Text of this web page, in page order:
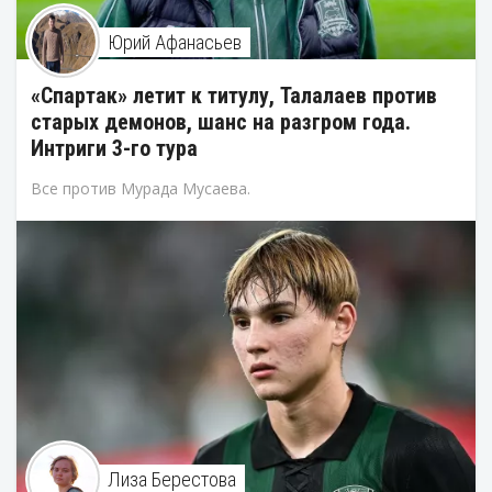
Юрий Афанасьев
«Спартак» летит к титулу, Талалаев против
старых демонов, шанс на разгром года.
Интриги 3-го тура
Все против Мурада Мусаева.
Лиза Берестова